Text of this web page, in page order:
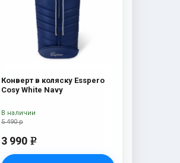
Конверт в коляску Esspero
Cosy White Navy
5 490 р
3 990 e
В наличии